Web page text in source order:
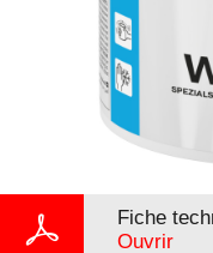
Fiche
Ouvrir